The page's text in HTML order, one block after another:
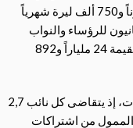
ألف ليرة سنوياً، فيما يتقاضى النائب 12 مليوناً و750 ألف ليرة شهرياً
للرؤساء والنواب
والوزراء الموجودين في الحكم رواتب سنوية بقيمة 24 ملياراً و892
يضاف الى هذا المبلغ مبلغ اضافي من المليارات، إذ يتقاضى كل نائب 2,7
من اشتراكات